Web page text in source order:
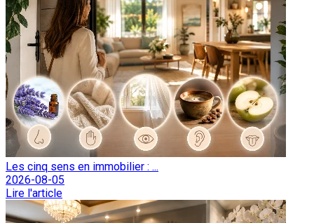
Les cinq sens en immobilier : ...
2026-08-05
Lire l'article